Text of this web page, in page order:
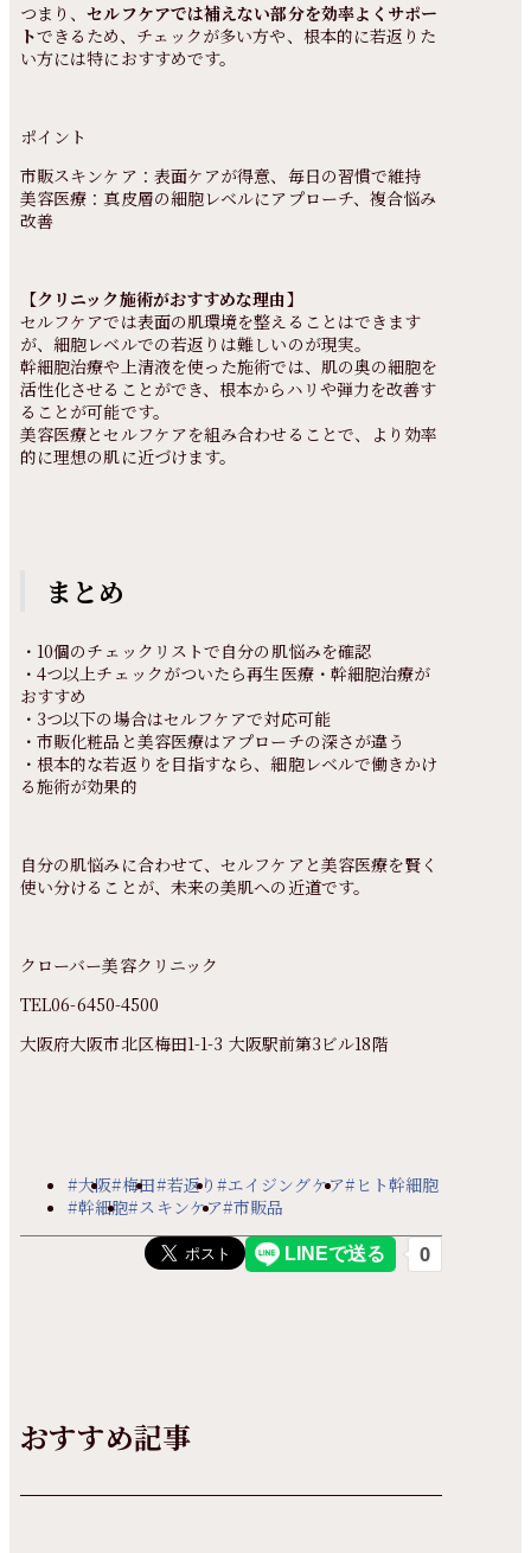
つまり、セルフケアでは補えない部分を効率よくサポー
トできるため、チェックが多い方や、根本的に若返りた
い方には特におすすめです。
ポイント
市販スキンケア：表面ケアが得意、毎日の習慣で維持
美容医療：真皮層の細胞レベルにアプローチ、複合悩み
改善
【クリニック施術がおすすめな理由】
セルフケアでは表面の肌環境を整えることはできます
が、細胞レベルでの若返りは難しいのが現実。
幹細胞治療や上清液を使った施術では、肌の奥の細胞を
活性化させることができ、根本からハリや弾力を改善す
ることが可能です。
美容医療とセルフケアを組み合わせることで、より効率
的に理想の肌に近づけます。
まとめ
・10個のチェックリストで自分の肌悩みを確認
・4つ以上チェックがついたら再生医療・幹細胞治療が
おすすめ
・3つ以下の場合はセルフケアで対応可能
・市販化粧品と美容医療はアプローチの深さが違う
・根本的な若返りを目指すなら、細胞レベルで働きかけ
る施術が効果的
自分の肌悩みに合わせて、セルフケアと美容医療を賢く
使い分けることが、未来の美肌への近道です。
クローバー美容クリニック
TEL06-6450-4500
大阪府大阪市北区梅田1-1-3 大阪駅前第3ビル18階
#大阪#梅田#若返り #エイジングケア#ヒト幹細胞
#幹細胞#スキンケア#市販品
おすすめ記事